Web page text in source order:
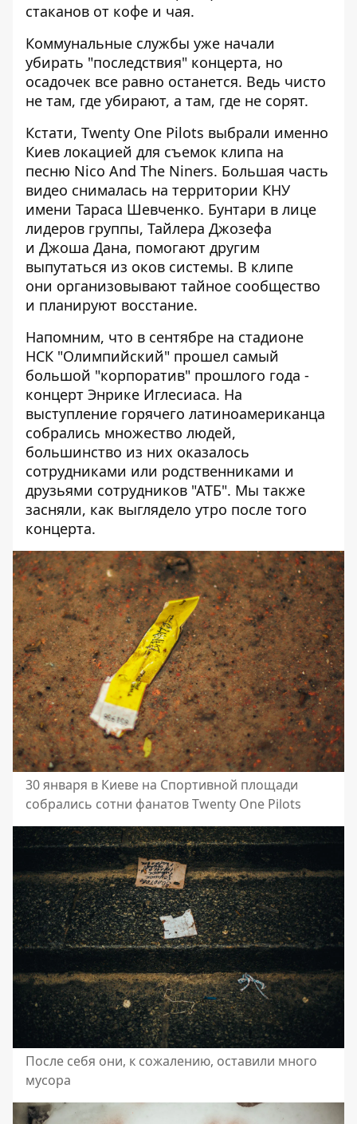
стаканов от кофе и чая.
Коммунальные службы уже начали
убирать "последствия" концерта, но
осадочек все равно останется. Ведь чисто
не там, где убирают, а там, где не сорят.
Кстати, Twenty One Pilots выбрали именно
Киев локацией для съемок клипа на
песню Nico And The Niners. Большая часть
видео снималась на территории КНУ
имени Тараса Шевченко. Бунтари в лице
лидеров группы, Тайлера Джозефа
и Джоша Дана, помогают другим
выпутаться из оков системы. В клипе
они организовывают тайное сообщество
и планируют восстание.
Напомним, что в сентябре на стадионе
НСК "Олимпийский" прошел самый
большой "корпоратив" прошлого года -
концерт Энрике Иглесиаса. На
выступление горячего латиноамериканца
собрались множество людей,
большинство из них оказалось
сотрудниками или родственниками и
друзьями сотрудников "АТБ". Мы также
засняли, как выглядело утро после того
концерта.
30 января в Киеве на Спортивной площади
собрались сотни фанатов Twenty One Pilots
После себя они, к сожалению, оставили много
мусора